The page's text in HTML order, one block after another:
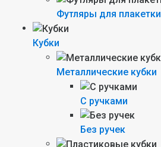
Футляры для плакетки
Кубки
Металлические кубки
С ручками
Без ручек